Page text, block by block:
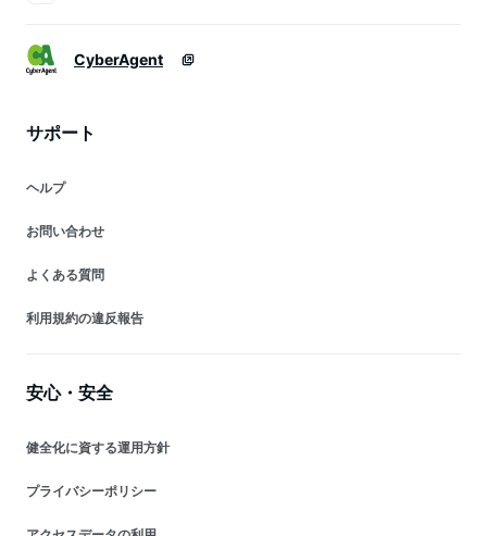
CyberAgent
サポート
ヘルプ
お問い合わせ
よくある質問
利用規約の違反報告
安心・安全
健全化に資する運用方針
プライバシーポリシー